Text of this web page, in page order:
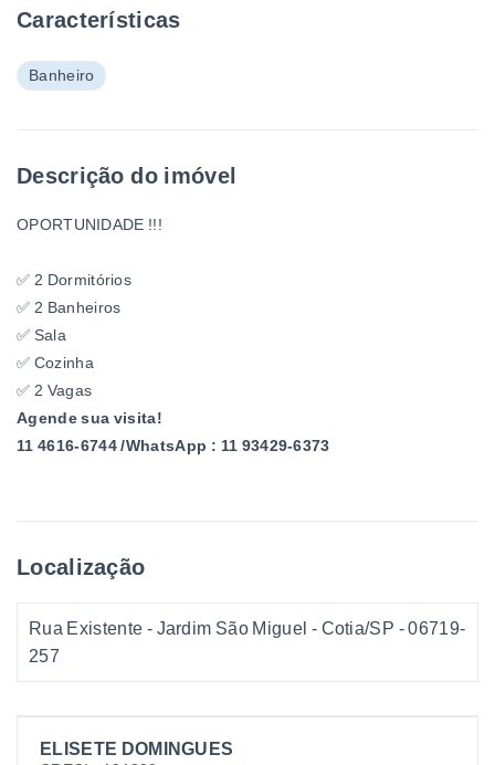
ELISETE DOMINGUES
Características
Banheiro
Descrição do imóvel
OPORTUNIDADE !!!
✅ 2 Dormitórios
✅ 2 Banheiros
✅ Sala
✅ Cozinha
✅ 2 Vagas
Agende sua visita!
11 4616-6744 /WhatsApp : 11 93429-6373
Localização
Rua Existente - Jardim São Miguel - Cotia/SP - 06719-
257